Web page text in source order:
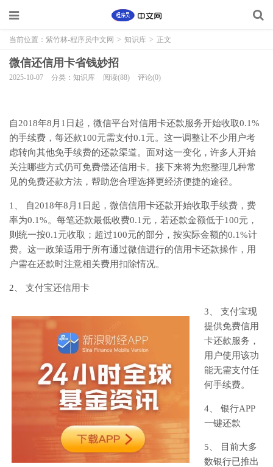
当前位置： 紫竹林-程序员中文网 > 知识库 > 正文
微信还信用卡省钱妙招
2025-10-07 分类：知识库 阅读(88) 评论(0)
自2018年8月1日起，微信平台对信用卡还款服务开始收取0.1%
的手续费，每还款100元需支付0.1元。这一调整让不少用户考
虑转向其他免手续费的还款渠道。面对这一变化，许多人开始
关注哪些方式仍可免费偿还信用卡。接下来将为您整理几种常
见的免费还款方法，帮助您合理选择更经济便捷的途径。
1、 自2018年8月1日起，微信信用卡还款开始收取手续费，费
率为0.1%。每笔还款最低收费0.1元，若还款金额低于100元，
则统一按0.1元收取；超过100元的部分，按实际金额的0.1%计
费。这一政策适用于所有通过微信进行的信用卡还款操作，用
户需在还款时注意相关费用扣除情况。
2、 支付宝还信用卡
3、 支付宝现
提供免费信用
卡还款服务，
用户使用该功
能无需支付任
何手续费。
4、 银行APP
一键还款
5、 目前大多
数银行已推出